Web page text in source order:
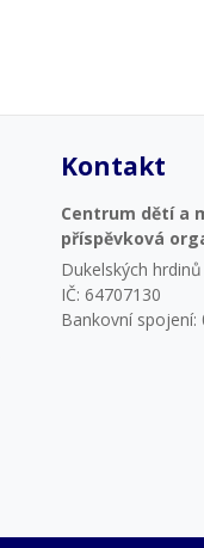
Kontakt
Centrum dětí a
příspěvková
Dukelských
IČ: 64707130
Bankovní spojení: